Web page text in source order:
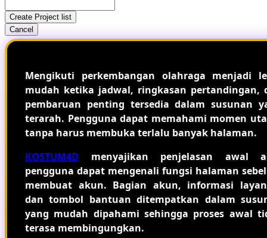
Create Project list
Cancel
Mengikuti perkembangan olahraga menjadi
mudah ketika jadwal, ringkasan pertandingan,
pembaruan penting tersedia dalam susunan
terarah. Pengguna dapat memahami momen
tanpa harus membuka terlalu banyak halaman.
KOSTUM4D menyajikan penjelasan awal
pengguna dapat mengenali fungsi halaman
membuat akun. Bagian akun, informasi
dan tombol bantuan ditempatkan dalam
yang mudah dipahami sehingga proses awal
terasa membingungkan.